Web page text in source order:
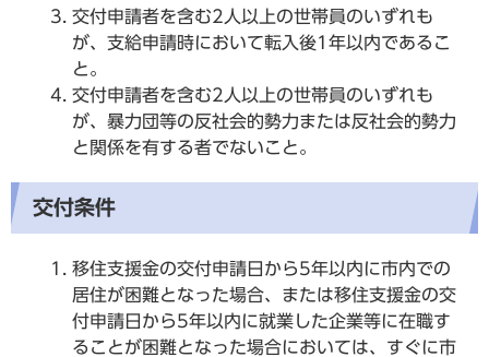
交付申請者を含む2人以上の世帯員のいずれも
が、支給申請時において転入後1年以内であるこ
と。
交付申請者を含む2人以上の世帯員のいずれも
が、暴力団等の反社会的勢力または反社会的勢力
と関係を有する者でないこと。
交付条件
移住支援金の交付申請日から5年以内に市内での
居住が困難となった場合、または移住支援金の交
付申請日から5年以内に就業した企業等に在職す
ることが困難となった場合においては、すぐに市